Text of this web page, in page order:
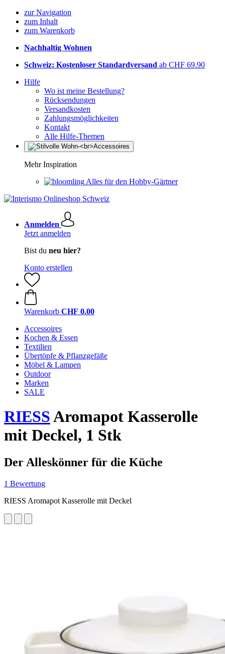
zur Navigation
zum Inhalt
zum Warenkorb
Nachhaltig Wohnen
Schweiz: Kostenloser Standardversand ab CHF 69.90
Hilfe
Wo ist meine Bestellung?
Rücksendungen
Versandkosten
Zahlungsmöglichkeiten
Kontakt
Alle Hilfe-Themen
Mehr Inspiration
Alles für den Hobby-Gärtner
Anmelden
Jetzt anmelden
Bist du neu hier?
Konto erstellen
Warenkorb CHF 0.00
Accessoires
Kochen & Essen
Textilien
Übertöpfe & Pflanzgefäße
Möbel & Lampen
Outdoor
Marken
SALE
RIESSAromapot Kasserolle
mit Deckel, 1 Stk
Der Alleskönner für die Küche
1 Bewertung
RIESS Aromapot Kasserolle mit Deckel